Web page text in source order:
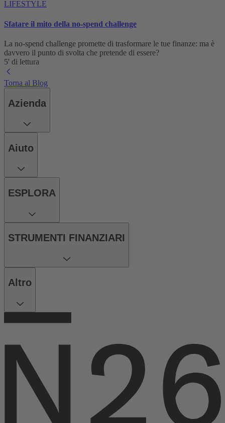
LIFESTYLE
Sfatare il mito della no-spend challenge
La no-spend challenge promette di trasformare le tue finanze: ma è
davvero il punto di svolta che pretende di essere?
5' di lettura
Torna al Blog
Azienda
Aiuto
ESPLORA
STRUMENTI FINANZIARI
Altro